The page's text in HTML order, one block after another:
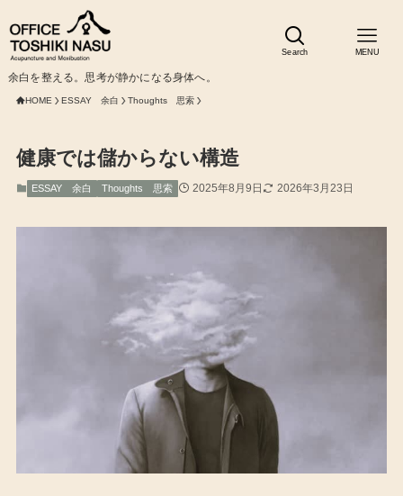
余白を整える。思考が静かになる身体へ。
Search MENU
HOME ESSAY 余白 Thoughts 思索
健康では儲からない構造
ESSAY 余白 Thoughts 思索 2025年8月9日 2026年3月23日